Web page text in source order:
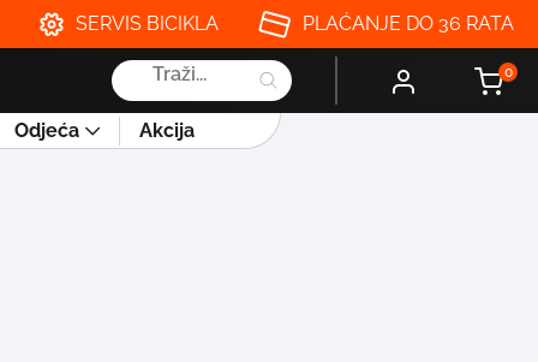
SERVIS BICIKLA PLAĆANJE DO 36 RATA
Products
search
0
Odjeća Akcija